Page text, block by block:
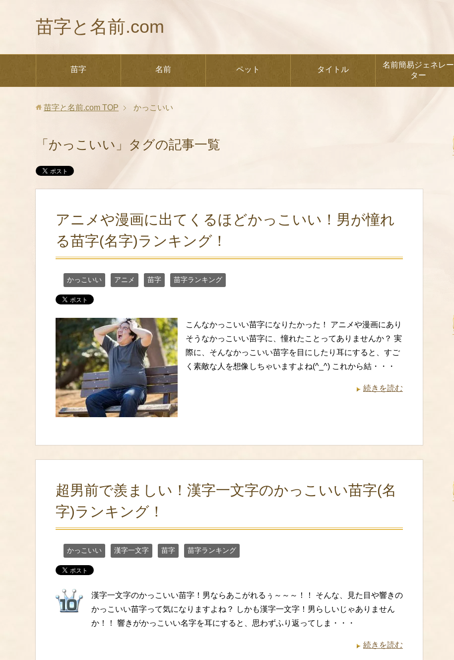
苗字と名前.com
苗字 名前 ペット タイトル
名前簡易ジェネレー
ター
苗字と名前.com TOP かっこいい
「かっこいい」タグの記事一覧
アニメや漫画に出てくるほどかっこいい！男が憧れ
る苗字(名字)ランキング！
かっこいい アニメ 苗字 苗字ランキング
こんなかっこいい苗字になりたかった！ アニメや漫画にあり
そうなかっこいい苗字に、憧れたことってありませんか？ 実
際に、そんなかっこいい苗字を目にしたり耳にすると、すご
く素敵な人を想像しちゃいますよね(^_^) これから結・・・
続きを読む
超男前で羨ましい！漢字一文字のかっこいい苗字(名
字)ランキング！
かっこいい 漢字一文字 苗字 苗字ランキング
漢字一文字のかっこいい苗字！男ならあこがれるぅ～～～！！ そんな、見た目や響きの
かっこいい苗字って気になりますよね？ しかも漢字一文字！男らしいじゃありません
か！！ 響きがかっこいい名字を耳にすると、思わずふり返ってしま・・・
続きを読む